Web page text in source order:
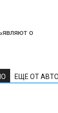
о
ЕЩЕ ОТ